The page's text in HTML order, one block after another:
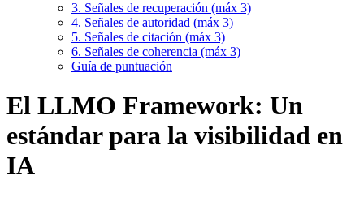
3. Señales de recuperación (máx 3)
4. Señales de autoridad (máx 3)
5. Señales de citación (máx 3)
6. Señales de coherencia (máx 3)
Guía de puntuación
El LLMO Framework: Un
estándar para la visibilidad en
IA